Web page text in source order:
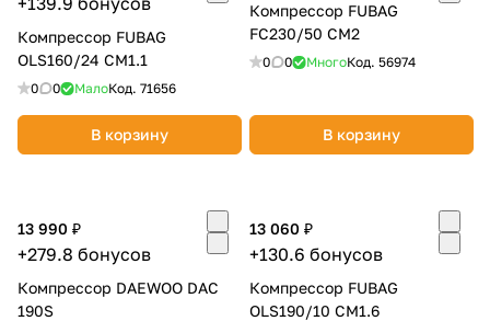
Компрессор FUBAG
OLS160/24 CM1.1
0 0 МалоКод. 71656
В корзину
Компрессор FUBAG
FC230/50 CM2
0 0 МногоКод. 56974
В корзину
13 990 ₽
+279.8 бонусов
Компрессор DAEWOO DAC
190S
13 060 ₽
+130.6 бонусов
Компрессор FUBAG
OLS190/10 CM1.6